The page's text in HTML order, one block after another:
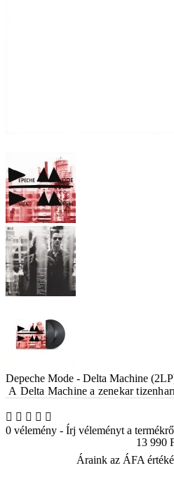
Depeche Mode - Delta Machine
A Delta Machine a zenekar
0 vélemény - Írj véleményt a
13 990
Áraink az ÁFA